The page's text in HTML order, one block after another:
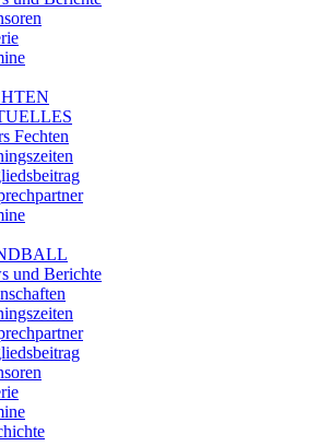
Fechten
und Berichte